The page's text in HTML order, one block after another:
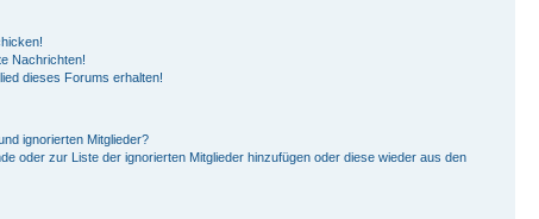
Nachrichten!
dieses Forums erhalten!
ignorierten Mitglieder?
oder zur Liste der ignorierten Mitglieder hinzufügen oder diese wieder aus den